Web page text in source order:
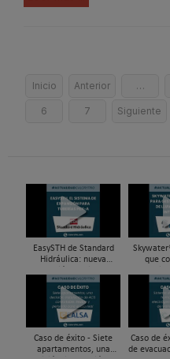
Inicio Anterior …
6 7 Siguiente
EasySTH de Standard
Hidráulica: nueva
de expansión para
tuberías PEX
que
Caso de éxito - Siete
apartamentos, una
Caso de
de